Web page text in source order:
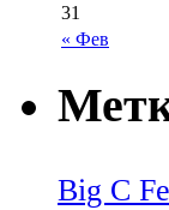
« Фев
31
Big C